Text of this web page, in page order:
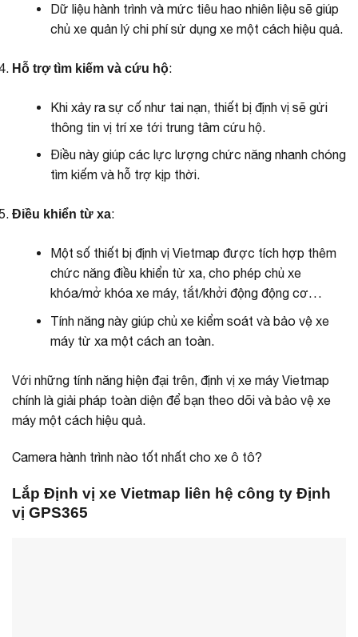
Dữ liệu hành trình và mức tiêu hao nhiên liệu sẽ giúp
chủ xe quản lý chi phí sử dụng xe một cách hiệu quả.
Hỗ trợ tìm kiếm và cứu hộ:
Khi xảy ra sự cố như tai nạn, thiết bị định vị sẽ gửi
thông tin vị trí xe tới trung tâm cứu hộ.
Điều này giúp các lực lượng chức năng nhanh chóng
tìm kiếm và hỗ trợ kịp thời.
Điều khiển từ xa:
Một số thiết bị định vị Vietmap được tích hợp thêm
chức năng điều khiển từ xa, cho phép chủ xe
khóa/mở khóa xe máy, tắt/khởi động động cơ…
Tính năng này giúp chủ xe kiểm soát và bảo vệ xe
máy từ xa một cách an toàn.
Với những tính năng hiện đại trên, định vị xe máy Vietmap
chính là giải pháp toàn diện để bạn theo dõi và bảo vệ xe
máy một cách hiệu quả.
Camera hành trình nào tốt nhất cho xe ô tô?
Lắp Định vị xe Vietmap liên hệ công ty Định
vị GPS365